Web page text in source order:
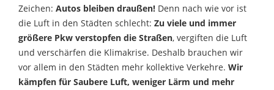
Zeichen: Autos bleiben draußen! Denn nach wie vor ist
die Luft in den Städten schlecht: Zu viele und immer
größere Pkw verstopfen die Straßen, vergiften die Luft
und verschärfen die Klimakrise. Deshalb brauchen wir
vor allem in den Städten mehr kollektive Verkehre. Wir
kämpfen für Saubere Luft, weniger Lärm und mehr